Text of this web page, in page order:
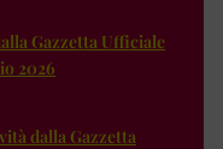
Gazzetta Ufficiale
2026
dalla Gazzetta